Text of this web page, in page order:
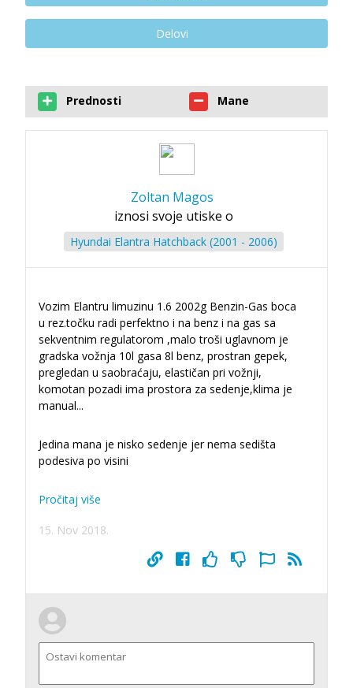
Delovi
Prednosti Mane
Zoltan Magos
iznosi svoje utiske o
Hyundai Elantra Hatchback (2001 - 2006)
Vozim Elantru limuzinu 1.6 2002g Benzin-Gas boca
u rez.točku radi perfektno i na benz i na gas sa
sekventnim regulatorom ,malo troši uglavnom je
gradska vožnja 10l gasa 8l benz, prostran gepek,
pregledan u saobraćaju, elastičan pri vožnji,
komotan pozadi ima prostora za sedenje,klima je
manual...
Jedina mana je nisko sedenje jer nema sedišta
podesiva po visini
Pročitaj više
15. Nov 2018.